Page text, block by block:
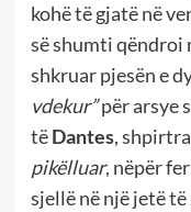
kohë të gjatë në
së shumti qëndroi
shkruar pjesën e
vdekur”për arsye
tëDantes,
pikëlluar, nëpër
sjellë në një jetë